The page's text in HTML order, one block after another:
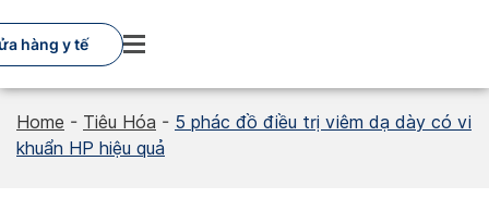
to
content
hàng y tế
Home - Tiêu Hóa - 5 phác đồ điều trị viêm dạ dày có vi
khuẩn HP hiệu quả